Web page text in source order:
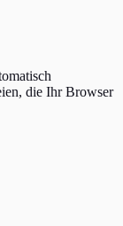
die Ihr Browser